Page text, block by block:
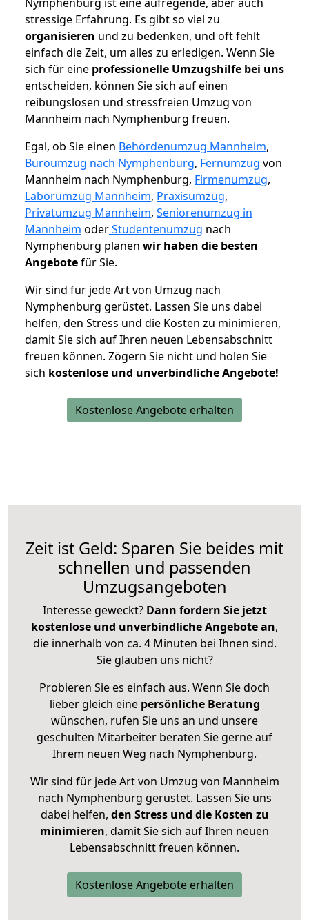
stressige Erfahrung. Es gibt so viel zu
organisieren und zu bedenken, und oft fehlt
einfach die Zeit, um alles zu erledigen. Wenn Sie
sich für eine professionelle Umzugshilfe bei uns
entscheiden, können Sie sich auf einen
reibungslosen und stressfreien Umzug von
Mannheim nach Nymphenburg freuen.
Egal, ob Sie einen Behördenumzug Mannheim,
Büroumzug nach Nymphenburg, Fernumzug von
Mannheim nach Nymphenburg, Firmenumzug,
Laborumzug Mannheim, Praxisumzug,
Privatumzug Mannheim, Seniorenumzug in
Mannheim oderStudentenumzug nach
Nymphenburg planen wir haben die besten
Angebotefür Sie.
Wir sind für jede Art von Umzug nach
Nymphenburg gerüstet. Lassen Sie uns dabei
helfen, den Stress und die Kosten zu minimieren,
damit Sie sich auf Ihren neuen Lebensabschnitt
freuen können. Zögern Sie nicht und holen Sie
sich kostenlose und unverbindliche Angebote!
Kostenlose Angebote erhalten
Zeit ist Geld: Sparen Sie beides mit
schnellen und passenden
Umzugsangeboten
Interesse geweckt? Dann fordern Sie jetzt
kostenlose und unverbindliche Angebote an,
die innerhalb von ca. 4 Minuten bei Ihnen sind.
Sie glauben uns nicht?
Probieren Sie es einfach aus. Wenn Sie doch
lieber gleich eine persönliche Beratung
wünschen, rufen Sie uns an und unsere
geschulten Mitarbeiter beraten Sie gerne auf
Ihrem neuen Weg nach Nymphenburg.
Wir sind für jede Art von Umzug von Mannheim
nach Nymphenburg gerüstet. Lassen Sie uns
dabei helfen, den Stress und die Kosten zu
minimieren, damit Sie sich auf Ihren neuen
Lebensabschnitt freuen können.
Kostenlose Angebote erhalten